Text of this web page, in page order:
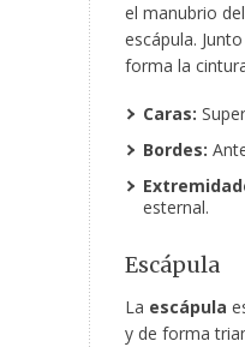
el manubrio
escápula.
forma la
Caras:
Bordes:
esternal.
Escápula
La escápula
y de forma